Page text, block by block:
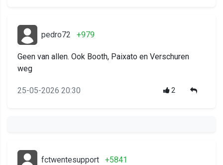
pedro72 +979
Geen van allen. Ook Booth, Paixato en Verschuren
weg
25-05-2026 20:30 2
fctwentesupport +5841